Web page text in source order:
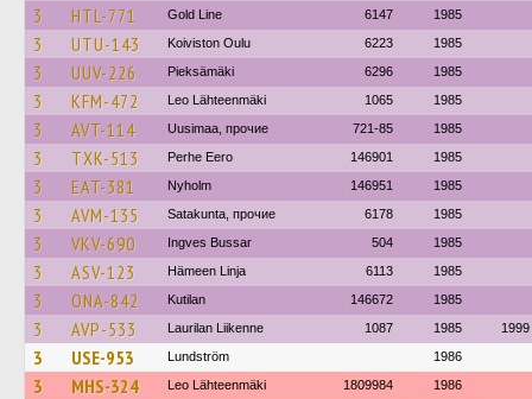
3 HTL-771 Gold Line 6147 1985
3 UTU-143 Koiviston Oulu 6223 1985
3 UUV-226 Pieksämäki 6296 1985
3 KFM-472 Leo Lähteenmäki 1065 1985
3 AVT-114 Uusimaa, прочие 721-85 1985
3 TXK-513 Perhe Eero 146901 1985
3 EAT-381 Nyholm 146951 1985
3 AVM-135 Satakunta, прочие 6178 1985
3 VKV-690 Ingves Bussar 504 1985
3 ASV-123 Hämeen Linja 6113 1985
3 ONA-842 Kutilan 146672 1985
3 AVP-533 Laurilan Liikenne 1087 1985 1999
3 USE-953 Lundström 1986
3 MHS-324 Leo Lähteenmäki 1809984 1986